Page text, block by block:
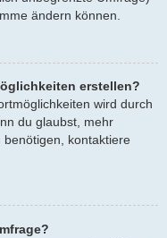
ändern können.
erstellen?
wird durch
du glaubst, mehr
benötigen, kontaktiere